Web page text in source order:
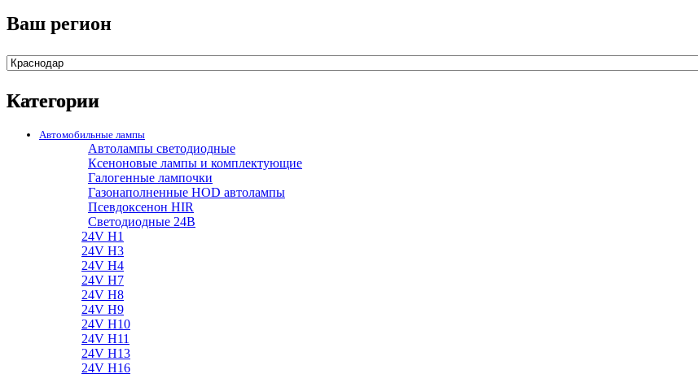
Ваш регион
Категории
Автомобильные лампы
Автолампы светодиодные
Ксеноновые лампы и комплектующие
Галогенные лампочки
Газонаполненные HOD автолампы
Псевдоксенон HIR
Cветодиодные 24B
24V H1
24V H3
24V H4
24V H7
24V H8
24V H9
24V H10
24V H11
24V H13
24V H16